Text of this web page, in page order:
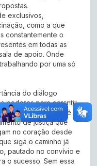
exclusivos,
como a que
constantemente o
em todas as
de apoio. Onde
por uma só
do diálogo
poderes para garantir
movia há 20 anos é o
de justiça que
no coração desde
siga o caminho já
pautado no convívio e
o sucesso. Sem essa